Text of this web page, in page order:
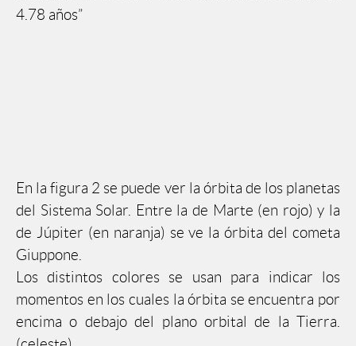
4.78 años”
En la figura 2 se puede ver la órbita de los planetas
del Sistema Solar. Entre la de Marte (en rojo) y la
de Júpiter (en naranja) se ve la órbita del cometa
Giuppone.
Los distintos colores se usan para indicar los
momentos en los cuales la órbita se encuentra por
encima o debajo del plano orbital de la Tierra.